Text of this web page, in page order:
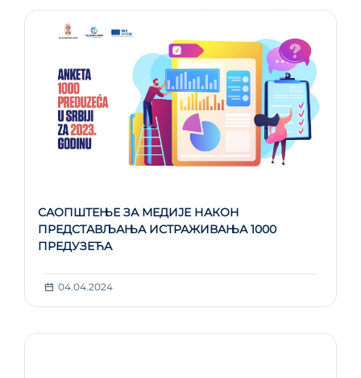
САОПШТЕЊЕ ЗА МЕДИЈЕ НАКОН
ПРЕДСТАВЉАЊА ИСТРАЖИВАЊА 1000
ПРЕДУЗЕЋА
04.04.2024